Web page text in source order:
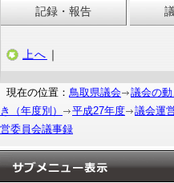
記録・報告
上へ ｜
現在の位置： 鳥取県議会 議会の動
き（年度別）
平成27年度 議会運
営委員会議事録